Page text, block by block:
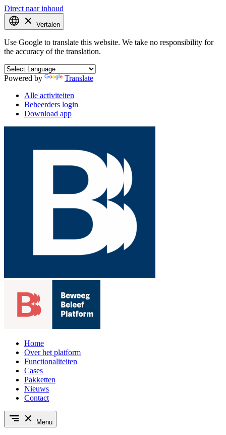
Direct naar inhoud
Vertalen
Use Google to translate this website. We take no responsibility for
the accuracy of the translation.
Powered by
Translate
Alle activiteiten
Beheerders login
Download app
Home
Over het platform
Functionaliteiten
Cases
Pakketten
Nieuws
Contact
Menu